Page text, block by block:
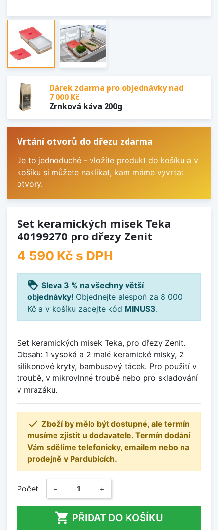
Dárek zdarma pro objednávky nad
7 000 Kč
Zrnková káva 200g
Vrtání otvorů do dřezu zdarma
Je to jednoduché - vložíte produkt do košíku a v
košíku si můžete naklikat, kam máme vyvrtat
otvory.
Set keramických misek Teka
40199270 pro dřezy Zenit
4 590 Kč s DPH
loyalty Sleva 3 % na všechny větší
objednávky! Objednejte alespoň za 8 000
Kč a v košíku zadejte kód MINUS3.
Set keramických misek Teka, pro dřezy Zenit.
Obsah: 1 vysoká a 2 malé keramické misky, 2
silikonové kryty, bambusový tácek. Pro použití v
troubě, v mikrovlnné troubě nebo pro skladování
v mrazáku.
 Zboží by mělo být dostupné, ale termín
musíme zjistit u dodavatele. Termín dodání
Vám sdělíme telefonicky, emailem nebo na
prodejně v Pardubicích.
Počet − +
 PŘIDAT DO KOŠÍKU